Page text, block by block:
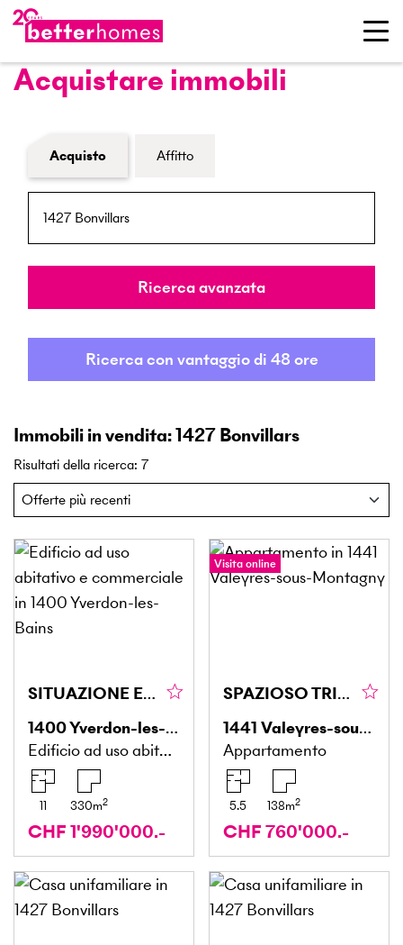
Acquistare immobili
Modulo di ricerca immobiliare
Acquisto Affitto
NPA / Località
Raggio
Ricerca avanzata
Ricerca con vantaggio di 48 ore
Immobili in vendita: 1427 Bonvillars
Risultati della ricerca: 7
SITUAZIONE ECCEZIONALE E RENDIMENTO STABILE
1400Yverdon-les-Bains
Edificio ad uso abitativo e commerciale
11 330m2
CHF 1'990'000.-
Visita online
SPAZIOSO TRIPLEX, TRANQUILLO, VICINO A MONTAGNY
1441 Valeyres-sous-Montagny
Appartamento
5.5 138m2
CHF 760'000.-